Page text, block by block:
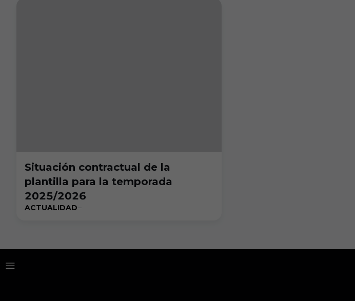
Situación contractual de la
plantilla para la temporada
2025/2026
ACTUALIDAD